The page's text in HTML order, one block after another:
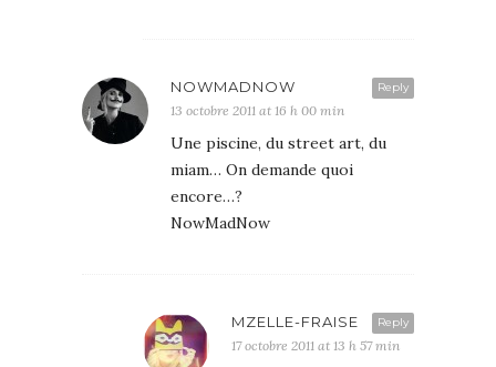
Reply
NOWMADNOW
13 octobre 2011 at 16 h 00 min
Une piscine, du street art, du
miam… On demande quoi
encore…?
NowMadNow
Reply
MZELLE-FRAISE
17 octobre 2011 at 13 h 57 min